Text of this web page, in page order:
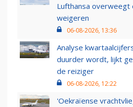
Lufthansa overweegt
weigeren
06-08-2026, 13:36
Analyse
duurder wordt, lijkt
de reiziger
06-08-2026, 12:22
'Oekraïense